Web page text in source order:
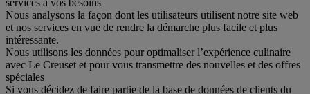
Nous analysons la façon dont les utilisateurs utilisent notre site web
et nos services en vue de rendre la démarche plus facile et plus
intéressante.
Nous utilisons les données pour optimaliser l’expérience culinaire
avec Le Creuset et pour vous transmettre des nouvelles et des offres
spéciales
Si vous décidez de faire partie de la base de données de clients du